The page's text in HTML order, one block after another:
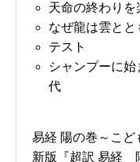
天命の終わりを
なぜ龍は雲と
テスト
シャンプーに
代
易経 陽の巻～こど
新版『超訳 易経